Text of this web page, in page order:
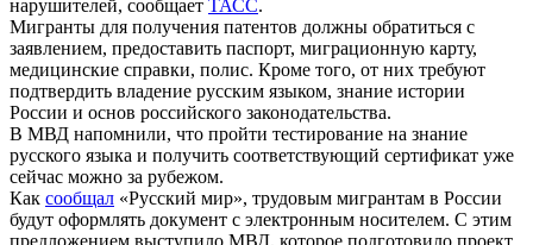
нарушителей, сообщает ТАСС.
Мигранты для получения патентов должны обратиться с
заявлением, предоставить паспорт, миграционную карту,
медицинские справки, полис. Кроме того, от них требуют
подтвердить владение русским языком, знание истории
России и основ российского законодательства.
В МВД напомнили, что пройти тестирование на знание
русского языка и получить соответствующий сертификат уже
сейчас можно за рубежом.
Как сообщал «Русский мир», трудовым мигрантам в России
будут оформлять документ с электронным носителем. С этим